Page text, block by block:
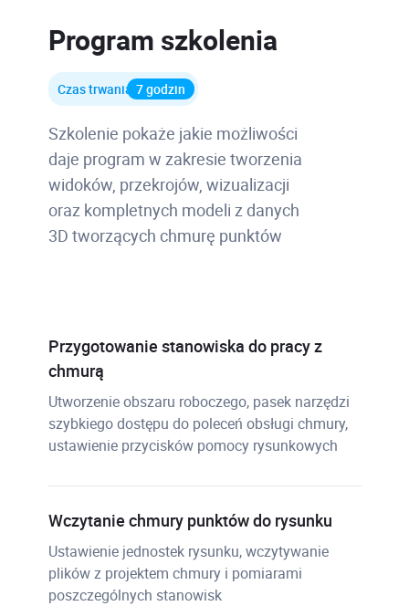
Program szkolenia
Czas trwania 7 godzin
Szkolenie pokaże jakie możliwości
daje program w zakresie tworzenia
widoków, przekrojów, wizualizacji
oraz kompletnych modeli z danych
3D tworzących chmurę punktów
Przygotowanie stanowiska do pracy z
chmurą
Utworzenie obszaru roboczego, pasek narzędzi
szybkiego dostępu do poleceń obsługi chmury,
ustawienie przycisków pomocy rysunkowych
Wczytanie chmury punktów do rysunku
Ustawienie jednostek rysunku, wczytywanie
plików z projektem chmury i pomiarami
poszczególnych stanowisk